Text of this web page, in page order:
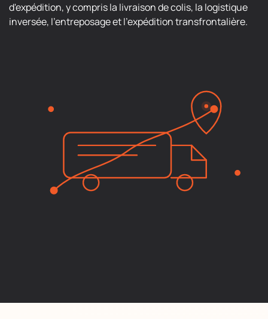
d'expédition, y compris la livraison de colis, la logistique
inversée, l'entreposage et l'expédition transfrontalière.